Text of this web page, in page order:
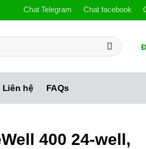
Chat Telegram Chat facebook
Liên hệ FAQs
400 24-well,